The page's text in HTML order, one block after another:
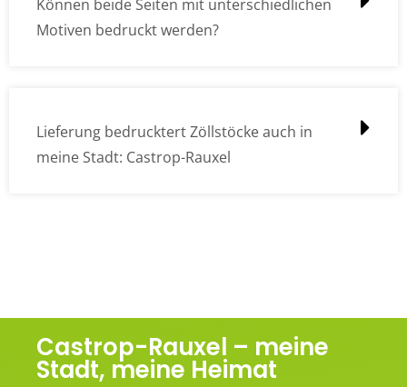
Können beide Seiten mit unterschiedlichen
Motiven bedruckt werden?
Lieferung bedrucktert Zöllstöcke auch in
meine Stadt: Castrop-Rauxel
Castrop-Rauxel – meine
Stadt, meine Heimat